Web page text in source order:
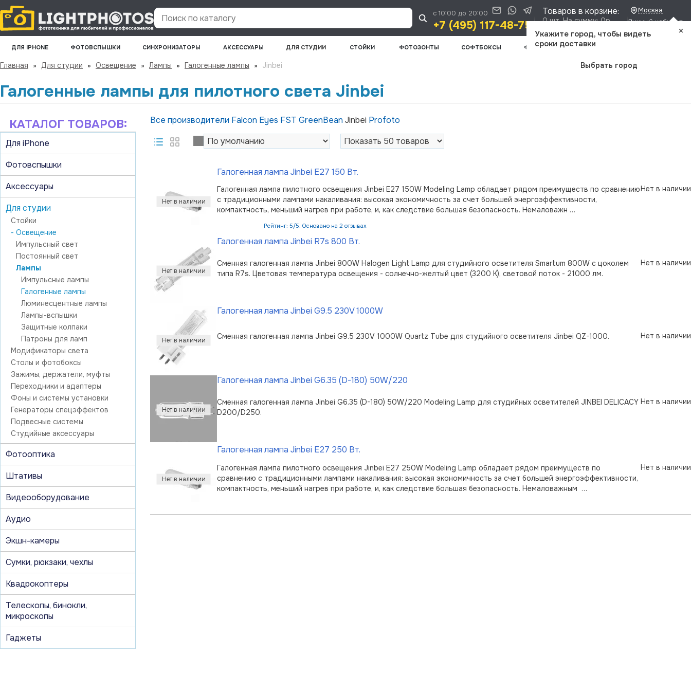
Поиск по каталогу
Москва
Укажите город, чтобы видеть
сроки доставки
Выбрать город
×
Личный кабинет
Доставка и оплата
Товаров в корзине:
0 шт. На сумму: 0р.
с 10:00 до 20:00
+7 (495) 117-48-75
ДЛЯ IPHONE ФОТОВСПЫШКИ СИНХРОНИЗАТОРЫ АКСЕССУАРЫ ДЛЯ СТУДИИ СТОЙКИ ФОТОЗОНТЫ СОФТБОКСЫ ФОТООПТИКА ШТАТИВЫ
Главная » Для студии » Освещение » Лампы » Галогенные лампы » Jinbei
Галогенные лампы для пилотного света Jinbei
КАТАЛОГ ТОВАРОВ:
Для iPhone
Фотовспышки
Аксессуары
Для студии
Стойки
- Освещение
Импульсный свет
Постоянный свет
Лампы
Импульсные лампы
Галогенные лампы
Люминесцентные лампы
Лампы-вспышки
Защитные колпаки
Патроны для ламп
Модификаторы света
Столы и фотобоксы
Зажимы, держатели, муфты
Переходники и адаптеры
Фоны и системы установки
Генераторы спецэффектов
Подвесные системы
Студийные аксессуары
Фотооптика
Штативы
Видеооборудование
Аудио
Экшн-камеры
Сумки, рюкзаки, чехлы
Квадрокоптеры
Телескопы, бинокли,
микроскопы
Гаджеты
Все производители Falcon Eyes FST GreenBean Jinbei Profoto
Галогенная лампа Jinbei E27 150 Вт.
Галогенная лампа пилотного освещения Jinbei E27 150W Modeling Lamp обладает рядом преимуществ по сравнению
с традиционными лампами накаливания: высокая экономичность за счет большей энергоэффективности,
компактность, меньший нагрев при работе, и, как следствие большая безопасность. Немаловажн …
Рейтинг: 5/5. Основано на 2 отзывах
Нет в наличии
Галогенная лампа Jinbei R7s 800 Вт.
Сменная галогенная лампа Jinbei 800W Halogen Light Lamp для студийного осветителя Smartum 800W с цоколем
типа R7s. Цветовая температура освещения - солнечно-желтый цвет (3200 К), световой поток - 21000 лм.
Нет в наличии
Галогенная лампа Jinbei G9.5 230V 1000W
Сменная галогенная лампа Jinbei G9.5 230V 1000W Quartz Tube для студийного осветителя Jinbei QZ-1000. Нет в наличии
Галогенная лампа Jinbei G6.35 (D-180) 50W/220
Сменная галогенная лампа Jinbei G6.35 (D-180) 50W/220 Modeling Lamp для студийных осветителей JINBEI DELICACY
D200/D250.
Нет в наличии
Галогенная лампа Jinbei E27 250 Вт.
Галогенная лампа пилотного освещения Jinbei E27 250W Modeling Lamp обладает рядом преимуществ по
сравнению с традиционными лампами накаливания: высокая экономичность за счет большей энергоэффективности,
компактность, меньший нагрев при работе, и, как следствие большая безопасность. Немаловажным …
Нет в наличии